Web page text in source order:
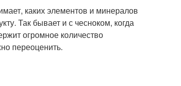
каких элементов и минералов
Так бывает и с чесноком, когда
огромное количество
переоценить.